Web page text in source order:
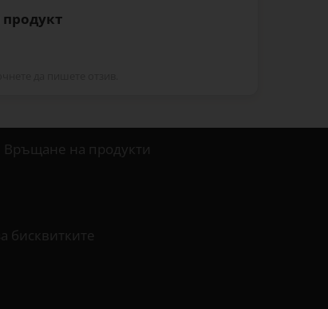
Връщане на продукти
бисквитките